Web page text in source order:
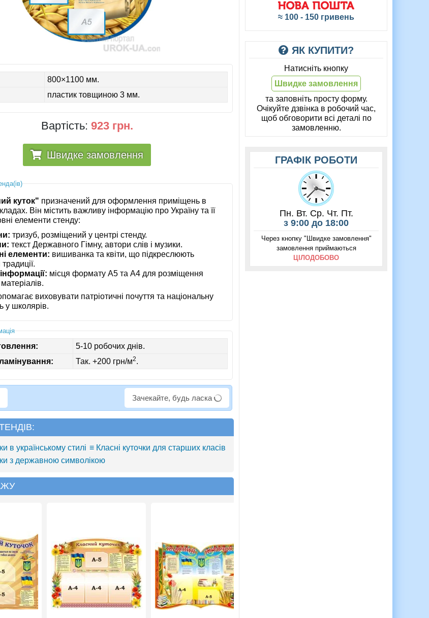
800×1100 мм.
пластик товщиною 3 мм.
Вартість: 923 грн.
Швидке замовлення
куток" призначений для оформлення приміщень в
Він містить важливу інформацію про Україну та її
елементи стенду:
тризуб, розміщений у центрі стенду.
текст Державного Гімну, автори слів і музики.
елементи: вишиванка та квіти, що підкреслюють
місця формату А5 та А4 для розміщення
виховувати патріотичні почуття та національну
у школярів.
5-10 робочих днів.
Так. +200 грн/м2.
Зачекайте, будь ласка
в українському стилі ≡ Класні куточки для старших класів
з державною символікою
≈ 100 - 150 гривень
ЯК КУПИТИ?
Натисніть кнопку
Швидке замовлення
та заповніть просту форму.
Очікуйте дзвінка в робочий час,
щоб обговорити всі деталі по
замовленню.
ГРАФІК РОБОТИ
Пн. Вт. Ср. Чт. Пт.
з 9:00 до 18:00
Через кнопку "Швидке замовлення"
замовлення приймаються
ЦІЛОДОБОВО